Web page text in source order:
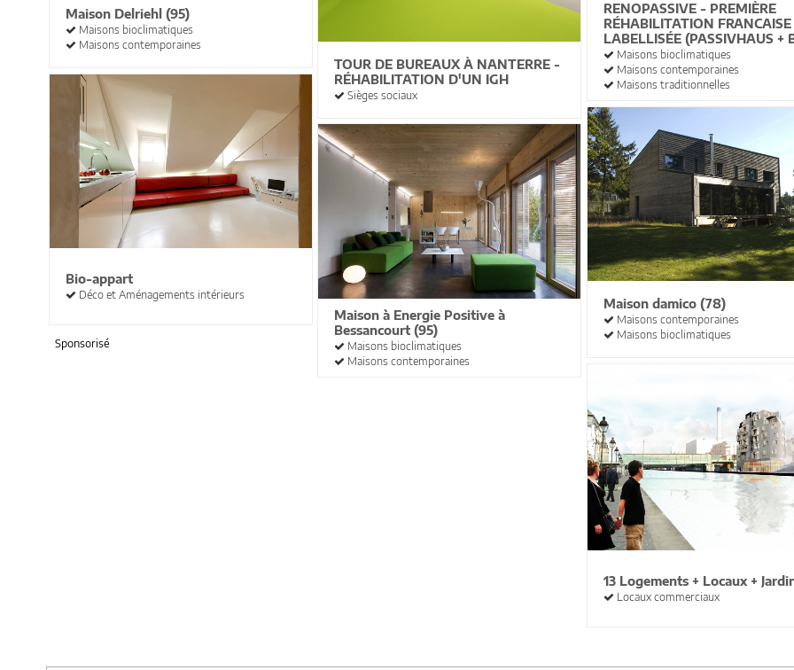
Maison Delriehl (95)
Maisons bioclimatiques
Maisons contemporaines
TOUR DE BUREAUX À NANTERRE -
RÉHABILITATION D'UN IGH
Sièges sociaux
RENOPASSIVE - PREMIÈRE
RÉHABILITATION FRANCAISE
LABELLISÉE (PASSIVHAUS +
Maisons bioclimatiques
Maisons contemporaines
Maisons traditionnelles
Bio-appart
Déco et Aménagements intérieurs
Sponsorisé
Maison damico (78)
Maisons contemporaines
Maisons bioclimatiques
Maison à Energie Positive à
Bessancourt (95)
Maisons bioclimatiques
Maisons contemporaines
13 Logements + Locaux +
Locaux commerciaux